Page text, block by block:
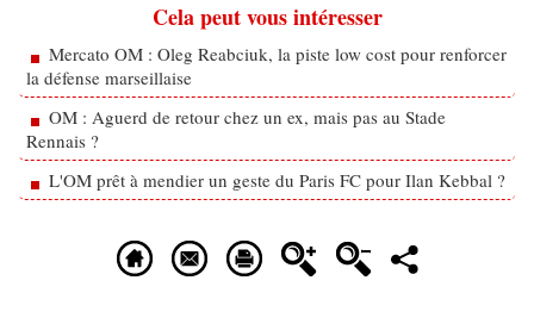
Cela peut vous intéresser
Mercato OM : Oleg Reabciuk, la piste low cost pour renforcer
la défense marseillaise
OM : Aguerd de retour chez un ex, mais pas au Stade
Rennais ?
L'OM prêt à mendier un geste du Paris FC pour Ilan Kebbal ?